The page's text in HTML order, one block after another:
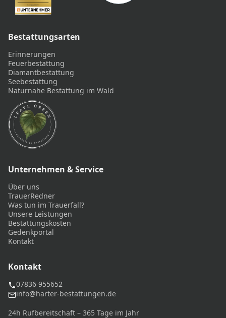
Bestattungsarten
Erinnerungen
Feuerbestattung
Diamantbestattung
Seebestattung
Naturnahe Bestattung im Wald
Unternehmen & Service
Über uns
TrauerRedner
Was tun im Trauerfall?
Unsere Leistungen
Bestattungskosten
Gedenkportal
Kontakt
Kontakt
07836 955652
info@harter-bestattungen.de
24h Rufbereitschaft – 365 Tage im Jahr